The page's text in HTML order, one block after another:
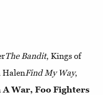
The Bandit, Kings of
HalenFind My Way,
War, Foo Fighters